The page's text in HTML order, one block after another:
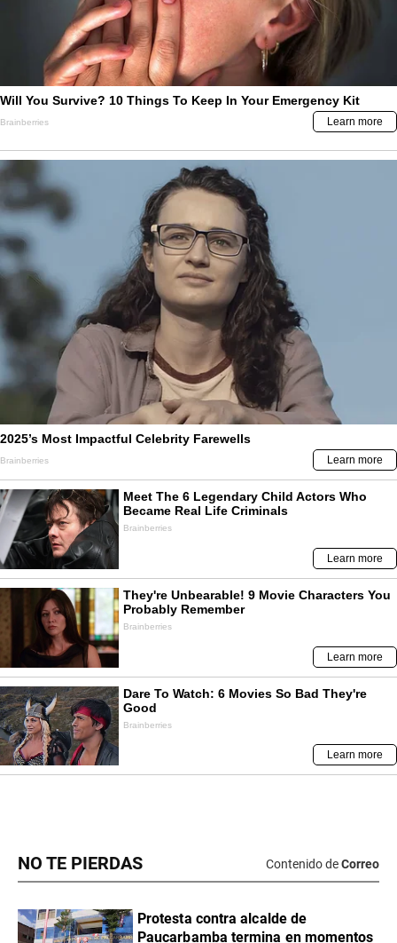
NO TE PIERDAS Contenido deCorreo
Protesta contra alcalde de
Paucarbamba termina en momentos